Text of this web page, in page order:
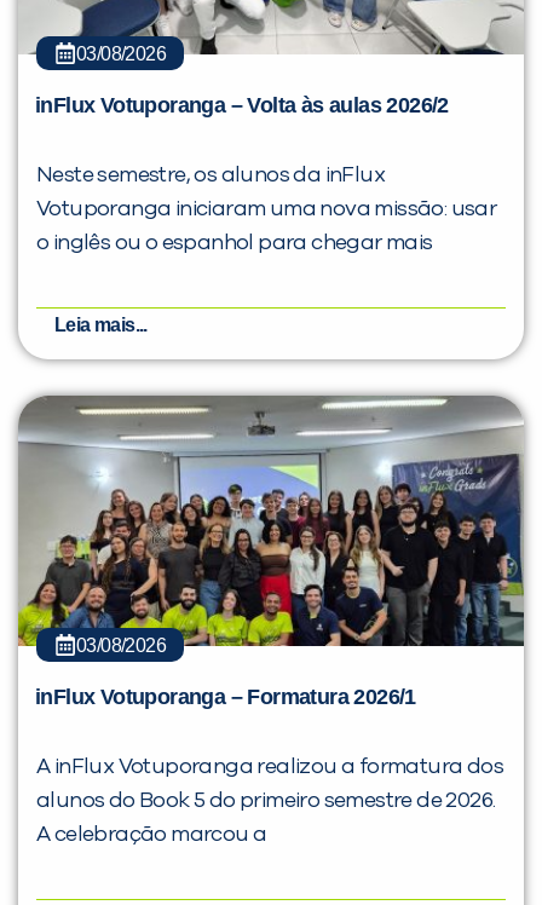
03/08/2026
inFlux Votuporanga – Volta às aulas 2026/2
Neste semestre, os alunos da inFlux
Votuporanga iniciaram uma nova missão: usar
o inglês ou o espanhol para chegar mais
Leia mais...
03/08/2026
inFlux Votuporanga – Formatura 2026/1
A inFlux Votuporanga realizou a formatura dos
alunos do Book 5 do primeiro semestre de 2026.
A celebração marcou a